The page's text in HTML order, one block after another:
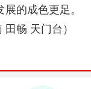
的成色更足。
畅 天门台）